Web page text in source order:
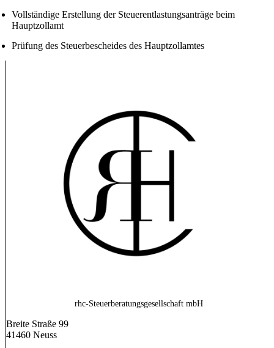
Vollständige Erstellung der Steuerentlastungsanträge beim
Hauptzollamt
Prüfung des Steuerbescheides des Hauptzollamtes
rhc-Steuerberatungsgesellschaft mbH
Breite Straße 99
41460 Neuss